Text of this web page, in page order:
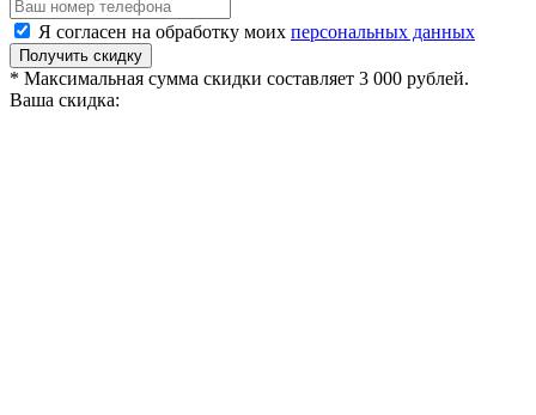
Я согласен на обработку моих персональных данных
Получить скидку
* Максимальная сумма скидки составляет 3 000 рублей.
Ваша скидка: